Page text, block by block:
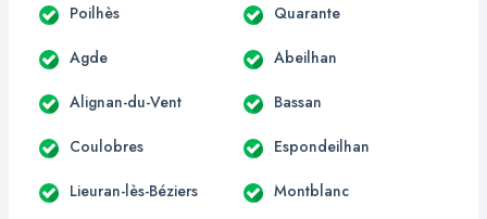
Poilhès Quarante
Agde Abeilhan
Alignan-du-Vent Bassan
Coulobres Espondeilhan
Lieuran-lès-Béziers Montblanc